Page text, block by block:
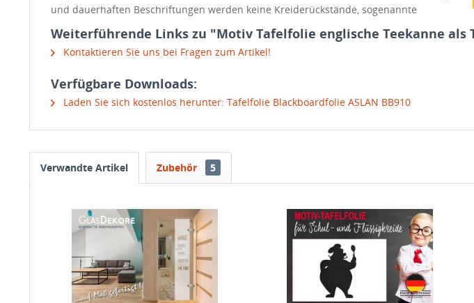
und dauerhaften Beschriftungen werden keine Kreiderückstände, sogenannte
Weiterführende Links zu "Motiv Tafelfolie englische Teekanne als
Kontaktieren Sie uns bei Fragen zum Artikel!
Verfügbare Downloads:
Laden Sie sich kostenlos herunter: Tafelfolie Blackboardfolie ASLAN BB910
Verwandte Artikel Zubehör 5